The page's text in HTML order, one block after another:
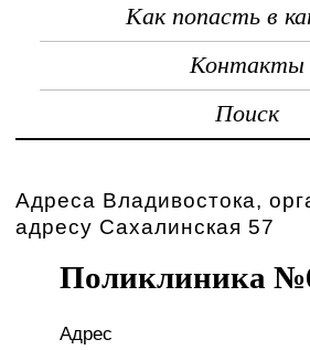
Как попасть в
Контакты
Поиск
Адреса Владивостока,
адресу Сахалинская 57
Поликлиника
Адрес